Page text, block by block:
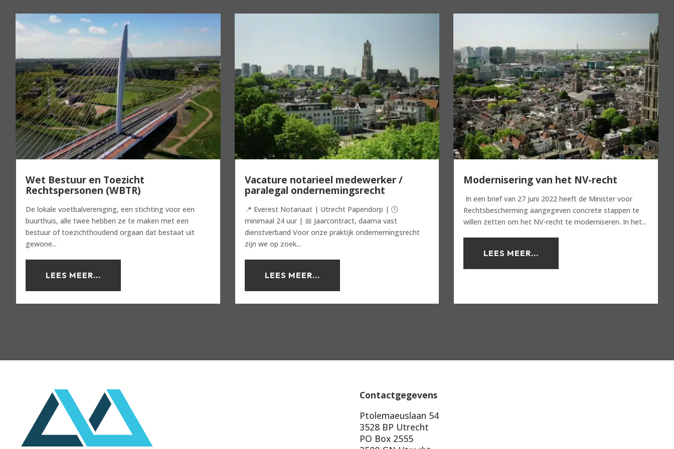
Wet Bestuur en Toezicht
Rechtspersonen (WBTR)
De lokale voetbalvereniging, een stichting voor een
buurthuis, alle twee hebben ze te maken met een
bestuur of toezichthoudend orgaan dat bestaat uit
gewone...
LEES MEER...
Vacature notarieel medewerker /
paralegal ondernemingsrecht
📍 Everest Notariaat | Utrecht Papendorp | 🕓
minimaal 24 uur | 📅 Jaarcontract, daarna vast
dienstverband Voor onze praktijk ondernemingsrecht
zijn we op zoek...
LEES MEER...
Modernisering van het NV-recht
In een brief van 27 juni 2022 heeft de Minister voor
Rechtsbescherming aangegeven concrete stappen te
willen zetten om het NV-recht te moderniseren. In het...
LEES MEER...
Contactgegevens
Ptolemaeuslaan 54
3528 BP Utrecht
PO Box 2555